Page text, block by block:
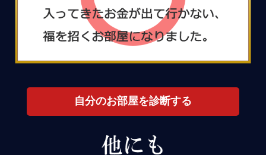
自分のお部屋を診断する